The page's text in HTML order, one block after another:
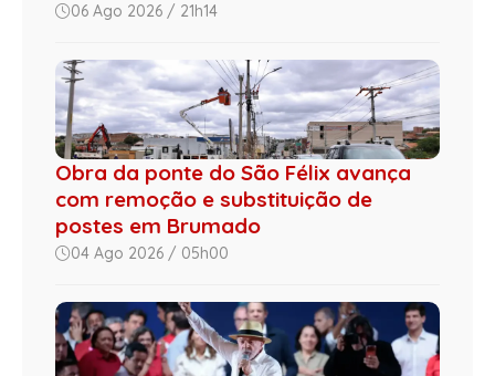
06 Ago 2026 / 21h14
Obra da ponte do São Félix avança
com remoção e substituição de
postes em Brumado
04 Ago 2026 / 05h00